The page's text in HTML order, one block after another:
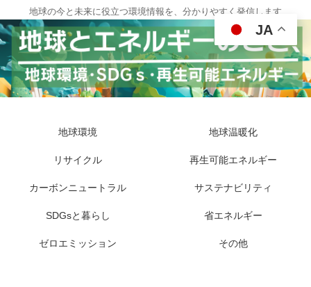
地球の今と未来に役立つ環境情報を、分かりやすく発信します
地球環境 地球温暖化
リサイクル 再生可能エネルギー
カーボンニュートラル サステナビリティ
SDGsと暮らし 省エネルギー
ゼロエミッション その他
JA